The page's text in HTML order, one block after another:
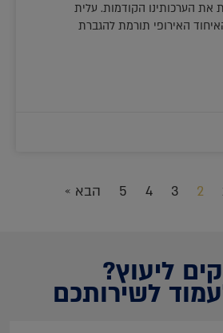
את הערכותינו הקודמות. עלית
האירופי תורמת להגברת
2
3
4
5 הבא »
ליעוץ?
לשירותכם